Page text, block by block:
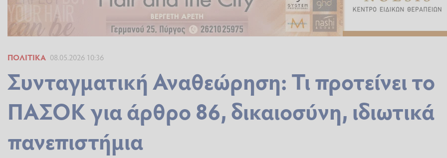
ΠΟΛΙΤΙΚΆ 08.05.2026 10:36
Συνταγματική Αναθεώρηση: Τι προτείνει το
ΠΑΣΟΚ για άρθρο 86, δικαιοσύνη, ιδιωτικά
πανεπιστήμια